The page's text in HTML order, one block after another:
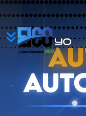
YO
B
AutoGestion 360